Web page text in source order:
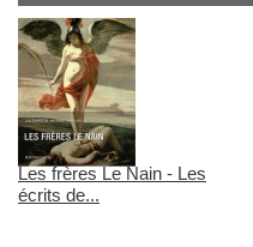
Les frères Le Nain - Les
écrits de...